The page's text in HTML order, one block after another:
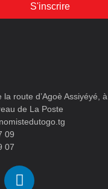
S'inscrire
la route d’Agoè Assiyéyé,
de La Poste
09
07